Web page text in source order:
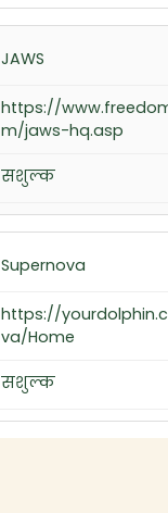
JAWS
https://
m/jaws-hq.asp
सशुल्क
Supernova
https://
va/Home
सशुल्क